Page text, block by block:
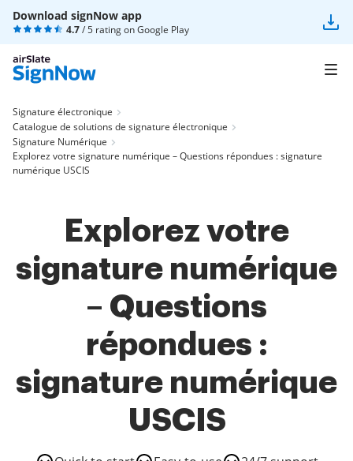
Download signNow app
4.7/ 5 rating onGoogle Play
Signature électronique
Catalogue de solutions de signature électronique
Signature Numérique
Explorez votre signature numérique – Questions répondues : signature
numérique USCIS
Explorez votre
signature numérique
– Questions
répondues :
signature numérique
USCIS